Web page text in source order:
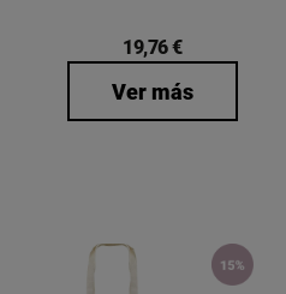
19,76 €
Ver más